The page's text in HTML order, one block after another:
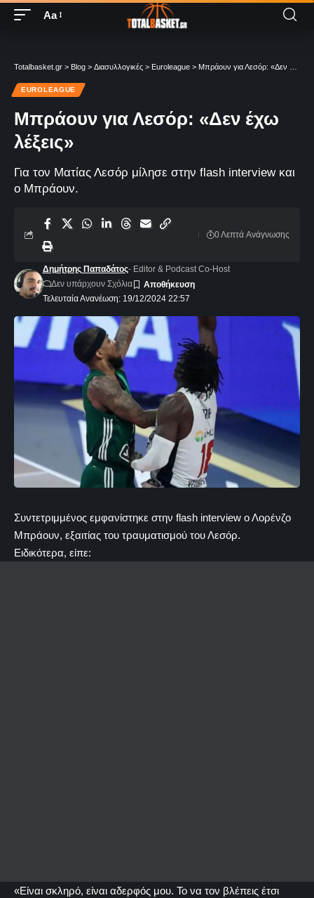
Aa
Totalbasket.gr > Blog > Διασυλλογικές > Euroleague > Μπράουν για Λεσόρ: «Δεν έχω λέξεις»
EUROLEAGUE
Μπράουν για Λεσόρ: «Δεν έχω
λέξεις»
Για τον Ματίας Λεσόρ μίλησε στην flash interview και
ο Μπράουν.
Τελευταία Ανανέωση: 19/12/2024 22:57
Δημήτρης Παπαδάτος- Editor & Podcast Co-Host
Δεν υπάρχουν Σχόλια
0 Λεπτά Aνάγνωσης
Συντετριμμένος εμφανίστηκε στην flash interview ο Λορένζο
Μπράουν, εξαιτίας του τραυματισμού του Λεσόρ.
Ειδικότερα, είπε:
«Είναι σκληρό, είναι αδερφός μου. Το να τον βλέπεις έτσι